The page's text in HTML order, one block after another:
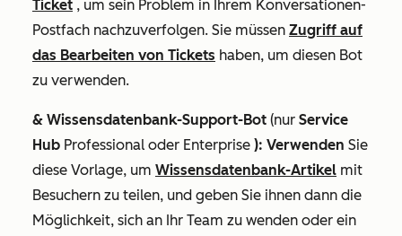
Ticket , um sein Problem in Ihrem Konversationen-
Postfach nachzuverfolgen. Sie müssen Zugriff auf
das Bearbeiten von Tickets haben, um diesen Bot
zu verwenden.
& Wissensdatenbank-Support-Bot (nur Service
Hub Professional oder Enterprise ): Verwenden Sie
diese Vorlage, um Wissensdatenbank-Artikel mit
Besuchern zu teilen, und geben Sie ihnen dann die
Möglichkeit, sich an Ihr Team zu wenden oder ein